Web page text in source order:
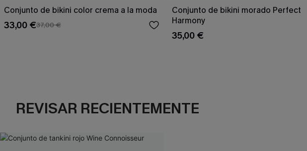
Conjunto de bikini color crema a la moda
33,00 €37,00 €
Conjunto de bikini morado Perfect
Harmony
35,00 €
REVISAR RECIENTEMENTE